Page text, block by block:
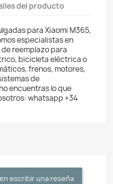
del producto
para Xiaomi M365,
especialistas en
reemplazo para
bicicleta eléctrica o
frenos, motores,
de
encuentras lo que
whatsapp +34
escribir una reseña